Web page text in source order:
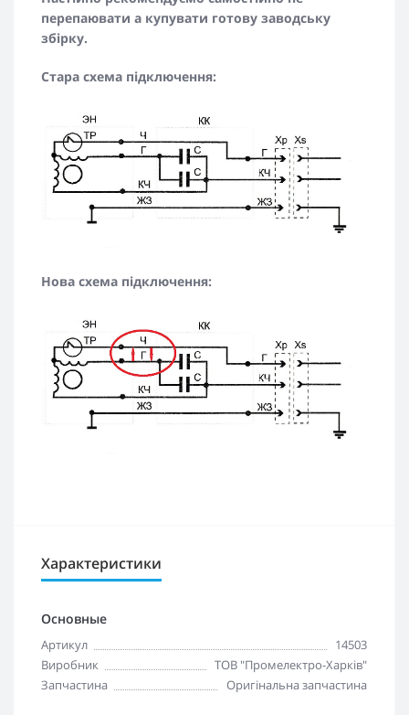
перепаювати а купувати готову заводську
збірку.
Стара схема підключення:
Нова схема підключення:
Характеристики
Основные
Артикул
14503
Виробник
ТОВ "Промелектро-Харків"
Запчастина
Оригінальна запчастина